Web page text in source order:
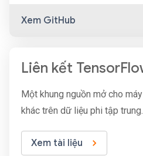
Xem GitHub
Liên kết
Một khung nguồn mở cho
khác trên dữ liệu phi tập trung.
Xem tài liệu